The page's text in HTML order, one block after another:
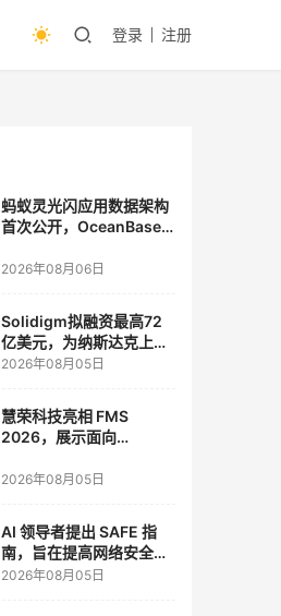
登录 注册
蚂蚁灵光闪应用数据架构
首次公开，OceanBase
2026年08月06日
Solidigm拟融资最高72
亿美元，为纳斯达克上市
做准备
2026年08月05日
慧荣科技亮相 FMS
2026，展示面向
存储方案
2026年08月05日
AI 领导者提出 SAFE 指
南，旨在提高网络安全透
明度
2026年08月05日